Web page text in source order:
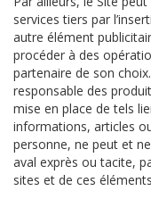
services tiers par
autre élément
procéder à des
partenaire de son choix.
responsable des
mise en place de tels
informations, articles
personne, ne peut et
aval exprès ou tacite,
sites et de ces